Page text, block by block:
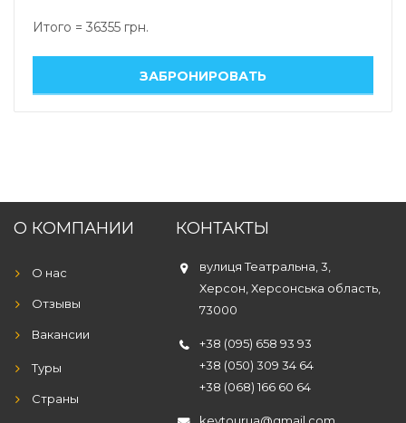
Итого = 36355 грн.
КОНТАКТЫ
вулиця Театральна, 3,
Херсон, Херсонська область,
73000
+38 (095) 658 93 93
+38 (050) 309 34 64
+38 (068) 166 60 64
keytourua@gmail.com
О КОМПАНИИ
О нас
Отзывы
Вакансии
Туры
Страны